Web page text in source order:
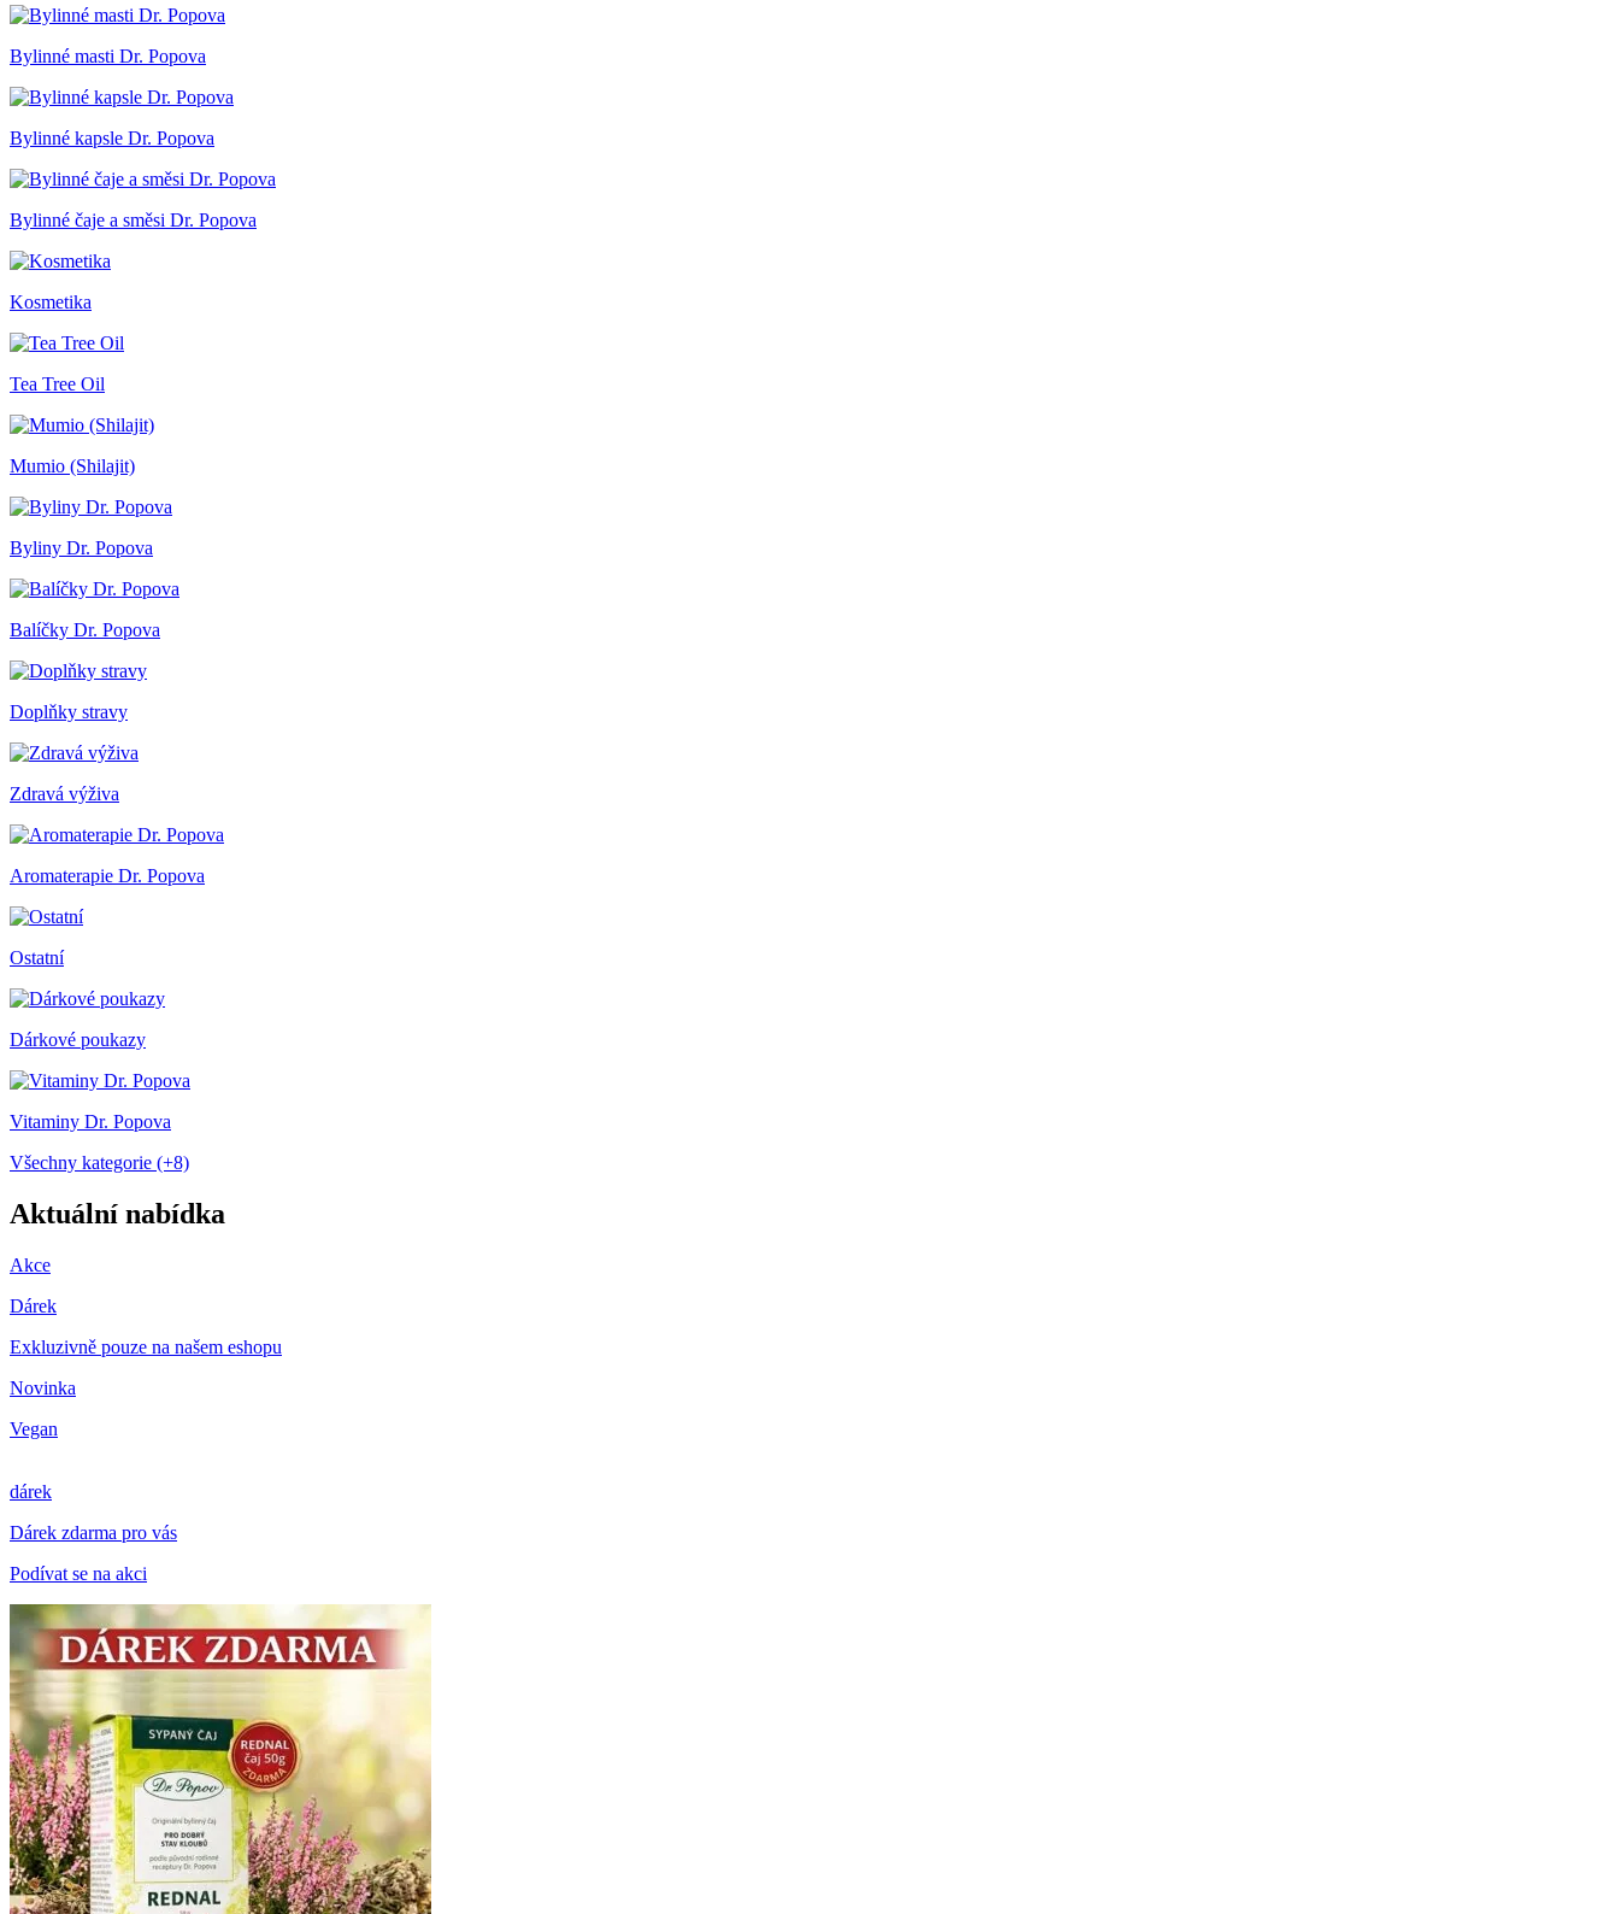
Bylinné masti Dr. Popova
Bylinné kapsle Dr. Popova
Bylinné čaje a směsi Dr. Popova
Kosmetika
Tea Tree Oil
Mumio (Shilajit)
Byliny Dr. Popova
Balíčky Dr. Popova
Doplňky stravy
Zdravá výživa
Aromaterapie Dr. Popova
Ostatní
Dárkové poukazy
Vitaminy Dr. Popova
Všechny kategorie (+8)
Aktuální nabídka
Akce
Dárek
Exkluzivně pouze na našem eshopu
Novinka
Vegan
dárek
Dárek zdarma pro vás
Podívat se na akci